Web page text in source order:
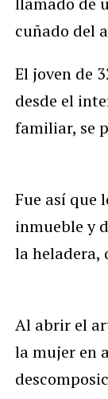
cuñado del
El joven de
desde el
familiar, se
Fue así que
inmueble y
la heladera,
Al abrir el
la mujer en